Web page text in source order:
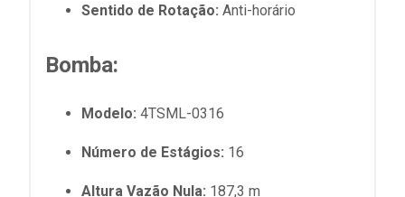
Sentido de Rotação: Anti-horário
Bomba:
Modelo: 4TSML-0316
Número de Estágios: 16
Altura Vazão Nula: 187,3 m